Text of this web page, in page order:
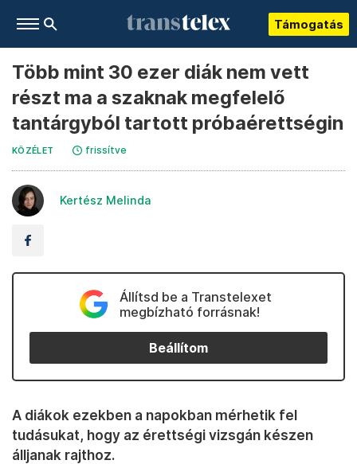
Támogatás
Több mint 30 ezer diák nem vett
részt ma a szaknak megfelelő
tantárgyból tartott próbaérettségin
KÖZÉLET frissítve
Kertész Melinda
Állítsd be a Transtelexet
megbízható forrásnak!
Beállítom
A diákok ezekben a napokban mérhetik fel
tudásukat, hogy az érettségi vizsgán készen
álljanak rajthoz.